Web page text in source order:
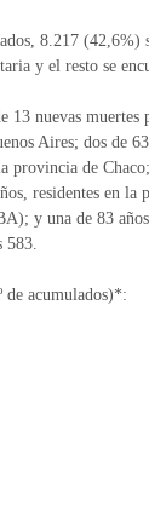
8.217 (42,6%)
y el resto se
13 nuevas
Aires; dos de
de
residentes en la
y una de 83
583.
de acumulados)*: